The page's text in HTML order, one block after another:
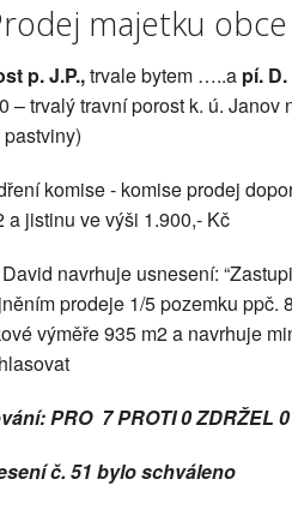
majetku obce
p. J.P.,trvale bytem …..a pí. D.
– trvalý travní porost k. ú.
pastviny)
komise - komise prodej
a jistinu ve výši 1.900,- Kč
David navrhuje usnesení:
prodeje 1/5 pozemku ppč.
výměře 935 m2 a navrhuje
PRO 7 PROTI 0 ZDRŽEL 0
č. 51 bylo schváleno